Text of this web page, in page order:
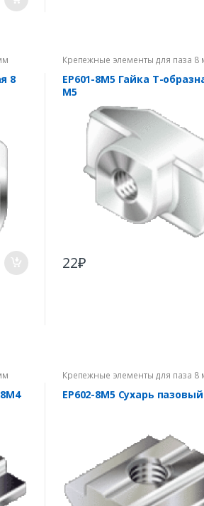
8
Крепежные элементы для паза 8
EP601-8M5 Гайка Т-
М5
22₽
8М4
Крепежные элементы для паза 8
EP602-8M5 Сухарь